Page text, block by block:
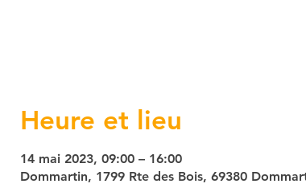
Heure et lieu
14 mai 2023, 09:00 – 16:00
Dommartin, 1799 Rte des Bois, 69380